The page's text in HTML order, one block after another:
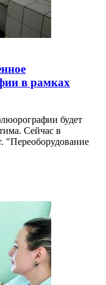
в рамках
будет
Сейчас в
"Переоборудование